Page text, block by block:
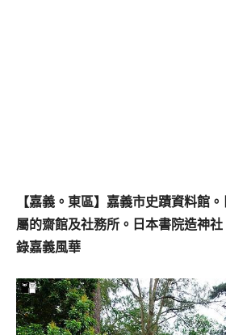
【嘉義。東區】嘉義市史蹟資料館
屬的齋館及社務所。日本書院造神
錄嘉義風華